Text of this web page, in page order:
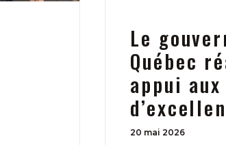
Le
Québec
appui
20 mai 2026